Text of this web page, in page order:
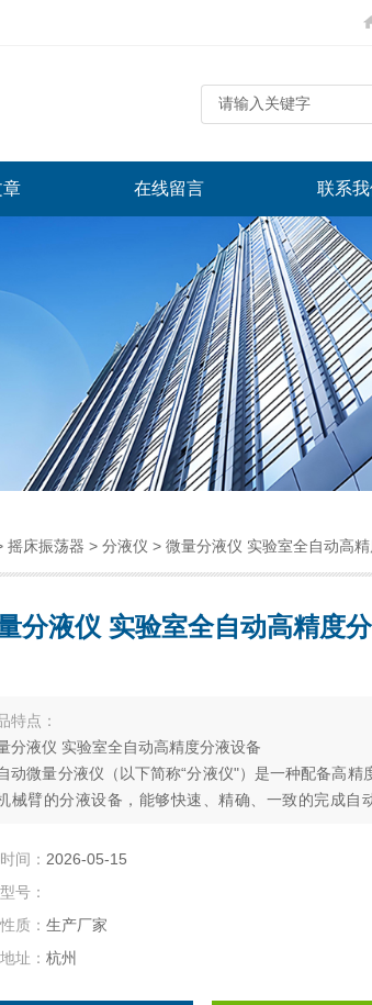
在线留言 联系
摇床振荡器 > 分液仪 > 微量分液仪 实验室全自动高
分液仪 实验室全自动高精度
特点：
分液仪 实验室全自动高精度分液设备
动微量分液仪（以下简称“分液仪"）是一种配备高精
械臂的分液设备，能够快速、精确、一致的完成自
等领域。解放实验员双手，在提高效率的同时避免错误
间： 2026-05-15
号：
质： 生产厂家
址： 杭州